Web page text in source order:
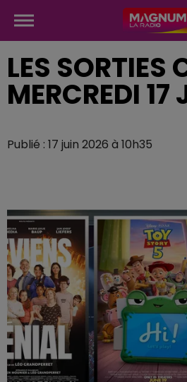
LES SORTIES
MERCREDI 17
Publié : 17 juin 2026 à 10h35